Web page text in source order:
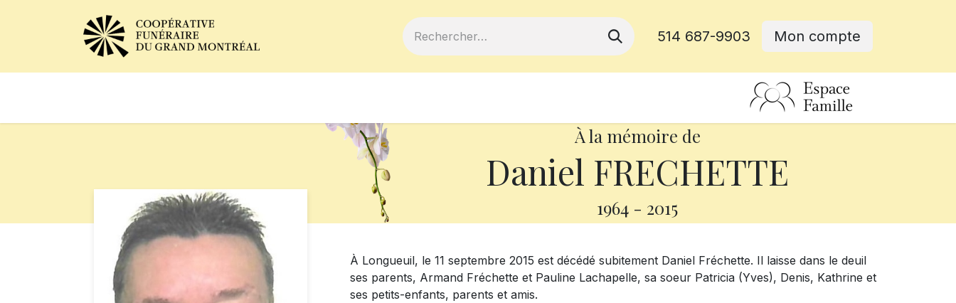
514 687-9903 Mon compte
À la mémoire de
Daniel FRECHETTE
1964 - 2015
À Longueuil, le 11 septembre 2015 est décédé subitement Daniel Fréchette. Il laisse dans le deuil
ses parents, Armand Fréchette et Pauline Lachapelle, sa soeur Patricia (Yves), Denis, Kathrine et
ses petits-enfants, parents et amis.